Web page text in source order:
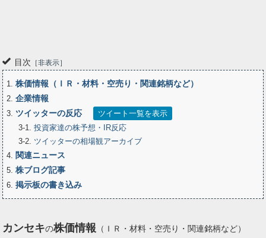
目次 非表示
1 株価情報（ＩＲ・材料・空売り・関連銘柄など）
2 企業情報
3 ツイッターの反応
ツイート一覧を表示
3-1 投資家達の株予想・IR反応
3-2 ツイッターの相場観アーカイブ
4
関連ニュース
5 株ブログ記事
6 掲示板の書き込み
カンセキの株価情報 （ＩＲ・材料・空売り・関連銘柄など）